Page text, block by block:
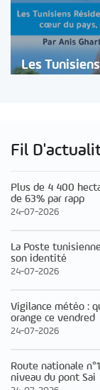
Les
Fil
Plus de 4 400
de 63% par rapp
24-07-2026
La Poste
son identité
24-07-2026
Vigilance météo :
orange ce vendred
24-07-2026
Route nationale
niveau du pont Sai